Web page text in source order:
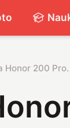
Honor 200